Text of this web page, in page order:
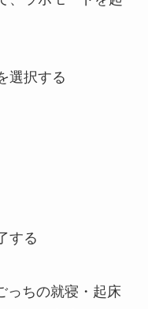
選択する
する
っちの就寝・起床